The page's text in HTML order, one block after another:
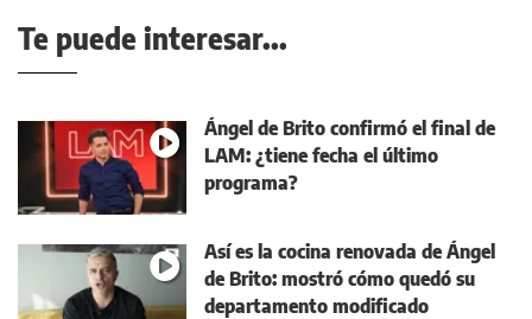
Te puede interesar...
Ángel de Brito confirmó el final de
LAM: ¿tiene fecha el último
programa?
Así es la cocina renovada de Ángel
de Brito: mostró cómo quedó su
departamento modificado